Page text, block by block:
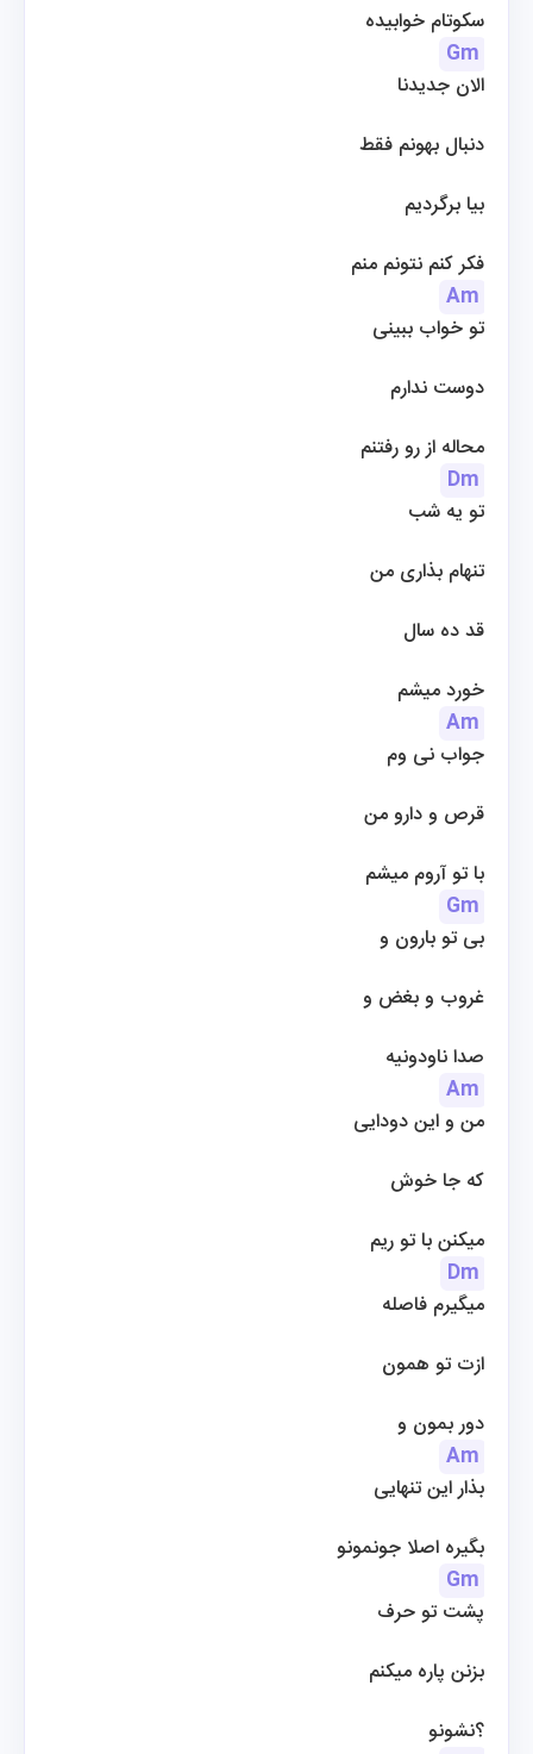
سکوتام خوابیده
Gm
الان جدیدنا
دنبال بهونم فقط
بیا برگردیم
فکر کنم نتونم منم
Am
تو خواب ببینی
دوست ندارم
محاله از رو رفتنم
Dm
تو یه شب
تنهام بذاری من
قد ده سال
خورد میشم
Am
جواب نی وم
قرص و دارو من
با تو آروم میشم
Gm
بی تو بارون و
غروب و بغض و
صدا ناودونیه
Am
من و این دودایی
که جا خوش
میکنن با تو ریم
Dm
میگیرم فاصله
ازت تو همون
دور بمون و
Am
بذار این تنهایی
بگیره اصلا جونمونو
Gm
پشت تو حرف
بزنن پاره میکنم
؟نشونو